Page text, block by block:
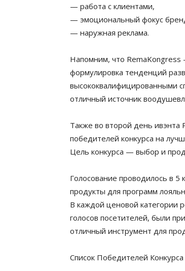
— работа с клиентами,
— эмоциональный фокус
— наружная реклама.
Напомним, что
формулировка тенденций
высококвалифицированными
отличный источник
Также во второй день
победителей конкурса на
Цель конкурса — выбор и
Голосование проводилось в
продукты для программ
В каждой ценовой категории
голосов посетителей, были
отличный инструмент для
Список Победителей